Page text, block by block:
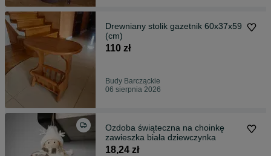
Drewniany stolik gazetnik 60x37x59
(cm)
110 zł
Budy Barcząckie
06 sierpnia 2026
Ozdoba świąteczna na choinkę
zawieszka biała dziewczynka
18,24 zł